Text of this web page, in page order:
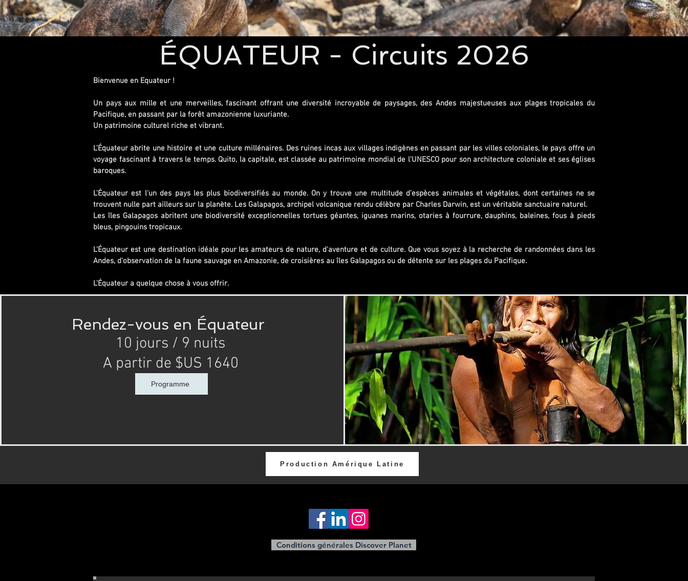
ÉQUATEUR - Circuits 2026
Bienvenue en Equateur !
Un pays aux mille et une merveilles, fascinant offrant une diversité incroyable de paysages, des Andes majestueuses aux plages tropicales du
Pacifique, en passant par la forêt amazonienne luxuriante.
Un patrimoine culturel riche et vibrant.
L'Équateur abrite une histoire et une culture millénaires. Des ruines incas aux villages indigènes en passant par les villes coloniales, le pays offre un
voyage fascinant à travers le temps. Quito, la capitale, est classée au patrimoine mondial de l'UNESCO pour son architecture coloniale et ses églises
baroques.
L'Équateur est l'un des pays les plus biodiversifiés au monde. On y trouve une multitude d'espèces animales et végétales, dont certaines ne se
trouvent nulle part ailleurs sur la planète. Les Galapagos, archipel volcanique rendu célèbre par Charles Darwin, est un véritable sanctuaire naturel.
Les îles Galapagos abritent une biodiversité exceptionnelles tortues géantes, iguanes marins, otaries à fourrure, dauphins, baleines, fous à pieds
bleus, pingouins tropicaux.
L'Équateur est une destination idéale pour les amateurs de nature, d'aventure et de culture. Que vous soyez à la recherche de randonnées dans les
Andes, d'observation de la faune sauvage en Amazonie, de croisières au îles Galapagos ou de détente sur les plages du Pacifique.
L'Équateur a quelque chose à vous offrir.
Rendez-vous en Équateur
10 jours / 9 nuits
A partir de $US 1640
Programme
Production Amérique Latine
Conditions générales Discover Planet